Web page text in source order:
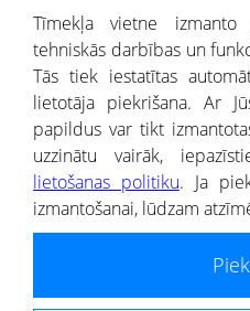
Kredītizziņa par
® CREDITREFORM Latvija
SIA
Portāla ietvaros saņemtajai
Tīmekļa vietne izmanto
tehniskās darbības un
Tās tiek iestatītas
lietotāja piekrišana. Ar
papildus var tikt
uzzinātu vairāk,
lietošanas politiku. Ja
izmantošanai, lūdzam